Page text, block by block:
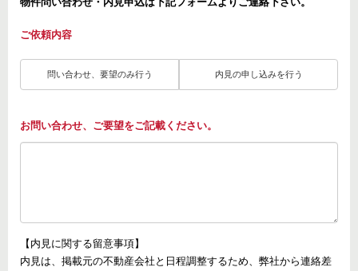
ご依頼内容
問い合わせ、要望のみ行う 内見の申し込みを行う
お問い合わせ、ご要望をご記載ください。
【内見に関する留意事項】
内見は、掲載元の不動産会社と日程調整するため、弊社から連絡差